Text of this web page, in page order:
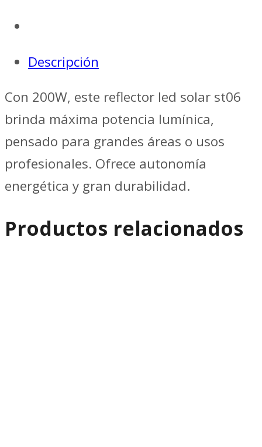
Descripción
Con 200W, este reflector led solar st06
brinda máxima potencia lumínica,
pensado para grandes áreas o usos
profesionales. Ofrece autonomía
energética y gran durabilidad.
Productos relacionados